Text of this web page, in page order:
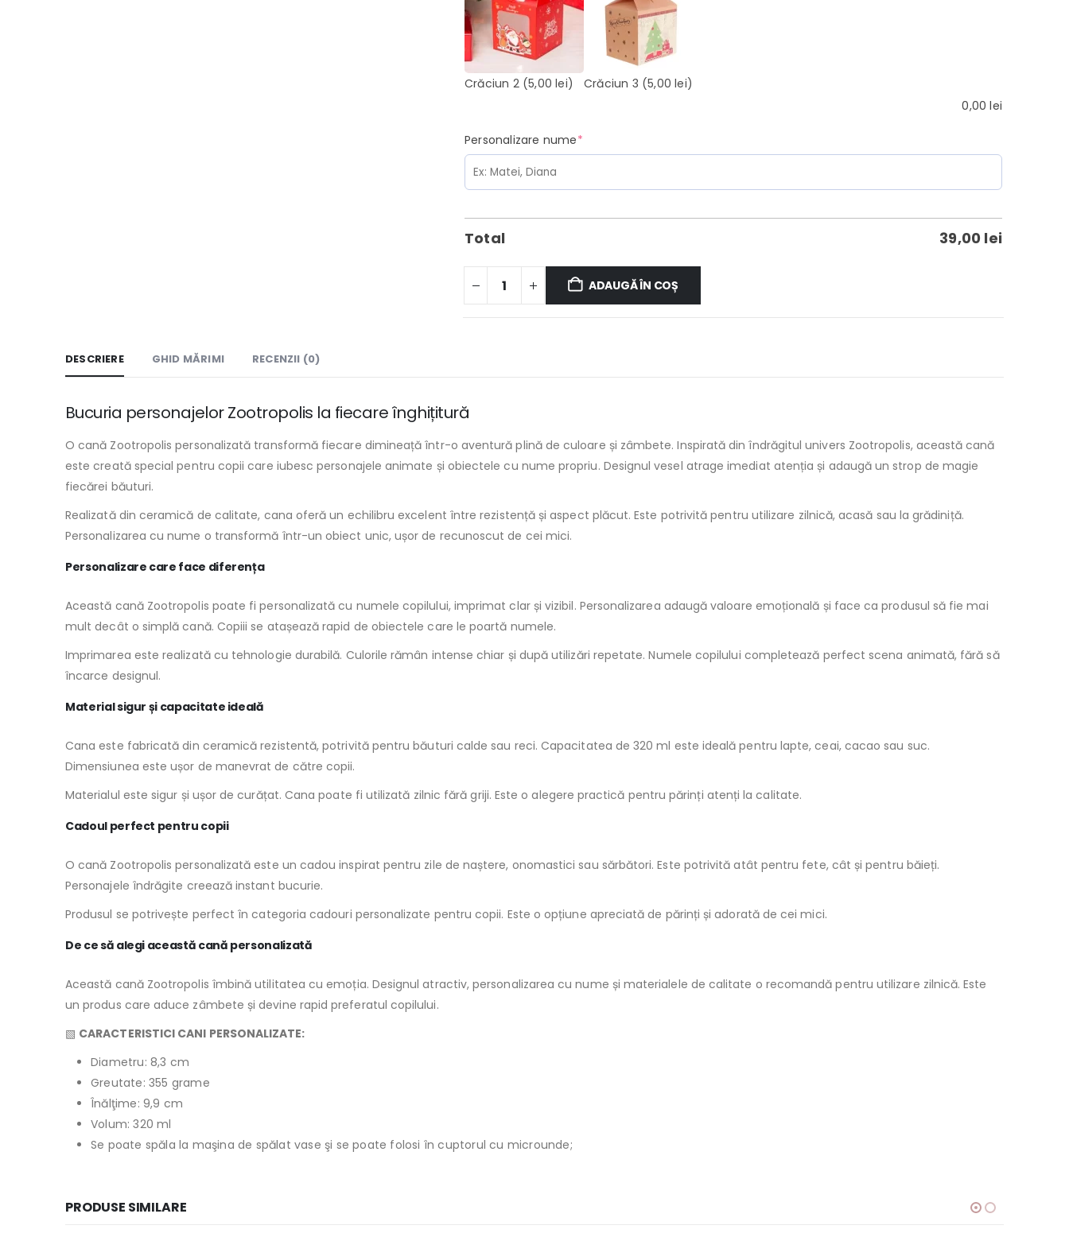
Crăciun 2(5,00 lei) Crăciun 3 (5,00 lei)
0,00lei
Personalizare nume*(required)
Total 39,00 lei
ADAUGĂ ÎN COȘ
DESCRIERE GHID MĂRIMI RECENZII (0)
Bucuria personajelor Zootropolis la fiecare înghițitură
O cană Zootropolis personalizată transformă fiecare dimineață într-o aventură plină de culoare și zâmbete. Inspirată din îndrăgitul univers Zootropolis, această cană
este creată special pentru copii care iubesc personajele animate și obiectele cu nume propriu. Designul vesel atrage imediat atenția și adaugă un strop de magie
fiecărei băuturi.
Realizată din ceramică de calitate, cana oferă un echilibru excelent între rezistență și aspect plăcut. Este potrivită pentru utilizare zilnică, acasă sau la grădiniță.
Personalizarea cu nume o transformă într-un obiect unic, ușor de recunoscut de cei mici.
Personalizare care face diferența
Această cană Zootropolis poate fi personalizată cu numele copilului, imprimat clar și vizibil. Personalizarea adaugă valoare emoțională și face ca produsul să fie mai
mult decât o simplă cană. Copiii se atașează rapid de obiectele care le poartă numele.
Imprimarea este realizată cu tehnologie durabilă. Culorile rămân intense chiar și după utilizări repetate. Numele copilului completează perfect scena animată, fără să
încarce designul.
Material sigur și capacitate ideală
Cana este fabricată din ceramică rezistentă, potrivită pentru băuturi calde sau reci. Capacitatea de 320 ml este ideală pentru lapte, ceai, cacao sau suc.
Dimensiunea este ușor de manevrat de către copii.
Materialul este sigur și ușor de curățat. Cana poate fi utilizată zilnic fără griji. Este o alegere practică pentru părinți atenți la calitate.
Cadoul perfect pentru copii
O cană Zootropolis personalizată este un cadou inspirat pentru zile de naștere, onomastici sau sărbători. Este potrivită atât pentru fete, cât și pentru băieți.
Personajele îndrăgite creează instant bucurie.
Produsul se potrivește perfect în categoria cadouri personalizate pentru copii. Este o opțiune apreciată de părinți și adorată de cei mici.
De ce să alegi această cană personalizată
Această cană Zootropolis îmbină utilitatea cu emoția. Designul atractiv, personalizarea cu nume și materialele de calitate o recomandă pentru utilizare zilnică. Este
un produs care aduce zâmbete și devine rapid preferatul copilului.
▧ CARACTERISTICI CANI PERSONALIZATE:
Diametru: 8,3 cm
Greutate: 355 grame
Înălţime: 9,9 cm
Volum: 320 ml
Se poate spăla la maşina de spălat vase şi se poate folosi în cuptorul cu microunde;
PRODUSE SIMILARE